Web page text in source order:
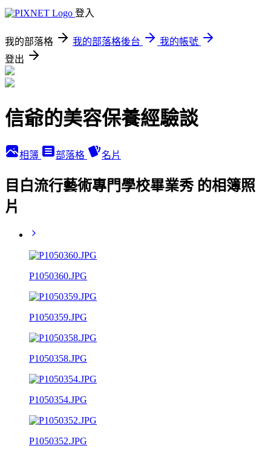
登入
我的部落格 我的部落格後台
我的帳號
登出
信爺的美容保養經驗談
相簿 部落格 名片
目白流行藝術專門學校畢業秀 的相簿照
片
P1050360.JPG
P1050359.JPG
P1050358.JPG
P1050354.JPG
P1050352.JPG